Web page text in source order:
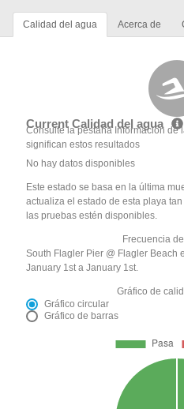
Calidad del agua Acerca de
Current Calidad del agua
Consulte la pestaña Información de
significan estos resultados
No hay datos disponibles
Este estado se basa en la última
actualiza el estado de esta playa
las pruebas estén disponibles.
Frecuencia
South Flagler Pier @ Flagler Beach
January 1st a January 1st.
Gráfico de
Gráfico circular
Gráfico de barras